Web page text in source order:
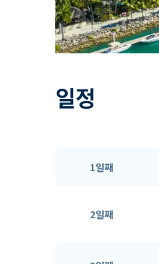
일정
1일째
2일째